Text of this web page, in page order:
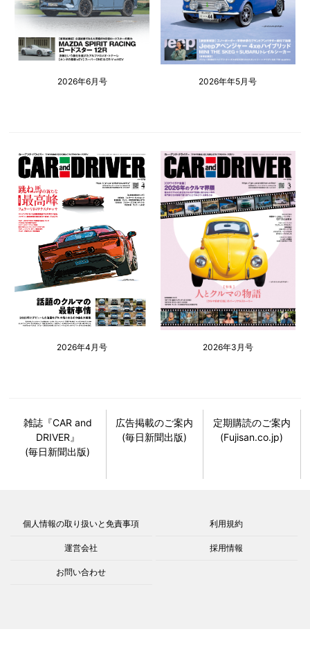
2026年6月号 2026年年5月号
2026年4月号 2026年3月号
雑誌『CAR and
DRIVER』
(毎日新聞出版)
広告掲載のご案内
(毎日新聞出版)
定期購読のご案内
(Fujisan.co.jp)
個人情報の取り扱いと免責事項 利用規約
運営会社 採用情報
お問い合わせ